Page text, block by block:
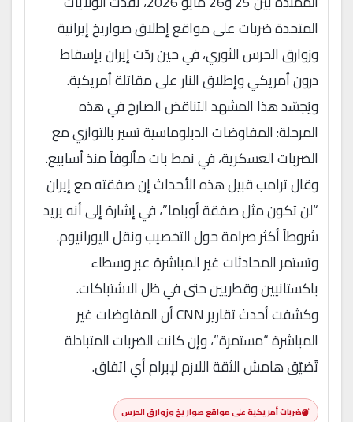
المتحدة ضربات على مواقع إطلاق صواريخ إيرانية
وزوارق الحرس الثوري، في حين ردّت إيران بإسقاط
درون أمريكي وإطلاق النار على مقاتلة أمريكية.
ويُجسّد هذا المشهد التناقض الصارخ في هذه
المرحلة: المفاوضات الدبلوماسية تسير بالتوازي مع
الضربات العسكرية، في نمط بات مألوفاً منذ أسابيع.
وقال ترامب قبيل هذه الأحداث إن صفقته مع إيران
“لن تكون مثل صفقة أوباما”، في إشارة إلى أنه يريد
شروطاً أكثر صرامة حول التخصيب ونقل اليورانيوم.
وتستمر المحادثات غير المباشرة عبر وسطاء
باكستانيين وقطريين حتى في ظل الاشتباكات.
وكشفت أحدث تقارير CNN أن المفاوضات غير
المباشرة “مستمرة”، وإن كانت الضربات المتبادلة
تُضيّق هامش الثقة اللازم لإبرام أي اتفاق.
ضربات أمريكية على مواقع صواريخ وزوارق الحرس